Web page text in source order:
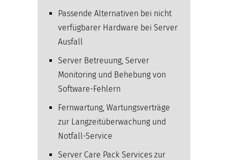
Passende Alternativen bei nicht
verfügbarer Hardware bei Server
Ausfall
Server Betreuung, Server
Monitoring und Behebung von
Software-Fehlern
Fernwartung, Wartungsverträge
zur Langzeitüberwachung und
Notfall-Service
Server Care Pack Services zur